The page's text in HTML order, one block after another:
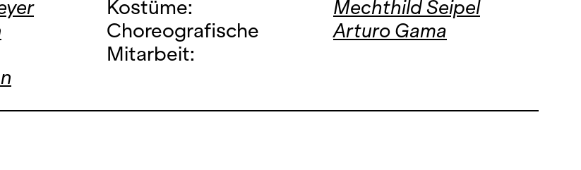
Kostüme:
Mechthild Seipel
Choreografische
Mitarbeit:
Arturo Gama